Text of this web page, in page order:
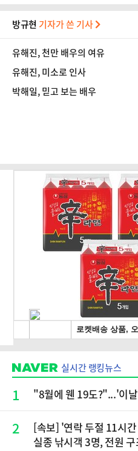
방규현 기자가 쓴 기사
유해진, 천만 배우의 여유
유해진, 미소로 인사
박해일, 믿고 보는 배우
실시간 랭킹뉴스
1 "8월에 웬 19도?"...'이
2
[속보] '연락 두절 11시
실종 낚시객 3명, 전원